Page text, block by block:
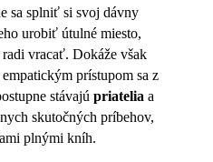
sa splniť si svoj dávny
urobiť útulné miesto,
vracať. Dokáže však
prístupom sa z
stávajú priatelia a
skutočných príbehov,
plnými kníh.